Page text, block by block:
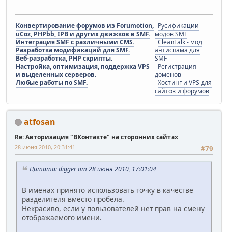
Конвертирование форумов из Forumotion,
uCoz, PHPbb, IPB и других движков в SMF.
Интеграция SMF с различными CMS.
Разработка модификаций для SMF.
Веб-разработка, PHP скрипты.
Настройка, оптимизация, поддержка VPS
и выделенных серверов.
Любые работы по SMF.
Русификации
модов SMF
CleanTalk - мод
антиспама для
SMF
Регистрация
доменов
Хостинг и VPS для
сайтов и форумов
atfosan
Re: Авторизация "ВКонтакте" на сторонних сайтах
#79
28 июня 2010, 20:31:41
Цитата: digger от 28 июня 2010, 17:01:04
В именах принято использовать точку в качестве
разделителя вместо пробела.
Некрасиво, если у пользователей нет прав на смену
отображаемого имени.